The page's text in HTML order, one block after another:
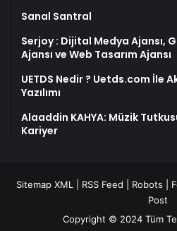
Sanal Santral
Serjoy : Dijital Medya Ajansı,
Ajansı ve Web Tasarım Ajansı
UETDS Nedir ? Uetds.com İle
Yazılımı
Alaaddin KAHYA: Müzik
Kariyer
Sitemap XML RSS Feed Robots
Post
Copyright © 2024 Tüm